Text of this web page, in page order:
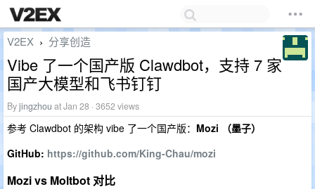
V2EX › 分享创造
Vibe 了一个国产版 Clawdbot，支持 7 家
国产大模型和飞书钉钉
Byjingzhou at Jan 28 · 3652 views
参考 Clawdbot 的架构 vibe 了一个国产版： Mozi （墨子）
GitHub: https://github.com/King-Chau/mozi
Mozi vs Moltbot 对比